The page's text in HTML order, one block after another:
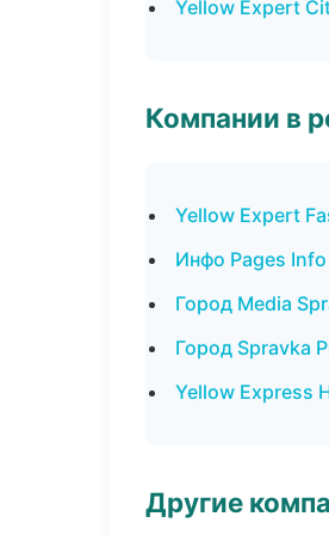
Yellow Expert
Компании в
Yellow Expert
Инфо Pages
Город Media
Город Spravka
Yellow Express
Другие